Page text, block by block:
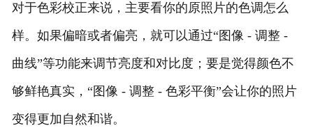
对于色彩校正来说，主要看你的原照片的色调怎么
样。如果偏暗或者偏亮，就可以通过“图像 - 调整 -
曲线”等功能来调节亮度和对比度；要是觉得颜色不
够鲜艳真实，“图像 - 调整 - 色彩平衡”会让你的照片
变得更加自然和谐。